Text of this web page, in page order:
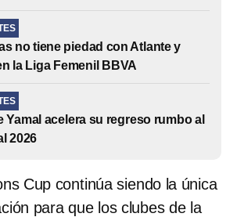
no tiene piedad con Atlante y
la Liga Femenil BBVA
Yamal acelera su regreso rumbo al
2026
Cup continúa siendo la única
para que los clubes de la